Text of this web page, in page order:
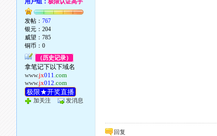
用户组：极限认证高手
发帖：767
银元：204
威望：785
铜币：0
（历史记录）
拿笔记下以下域名
www.jx011.com
www.jx012.com
极限★开奖直播
加关注 发消息
回复